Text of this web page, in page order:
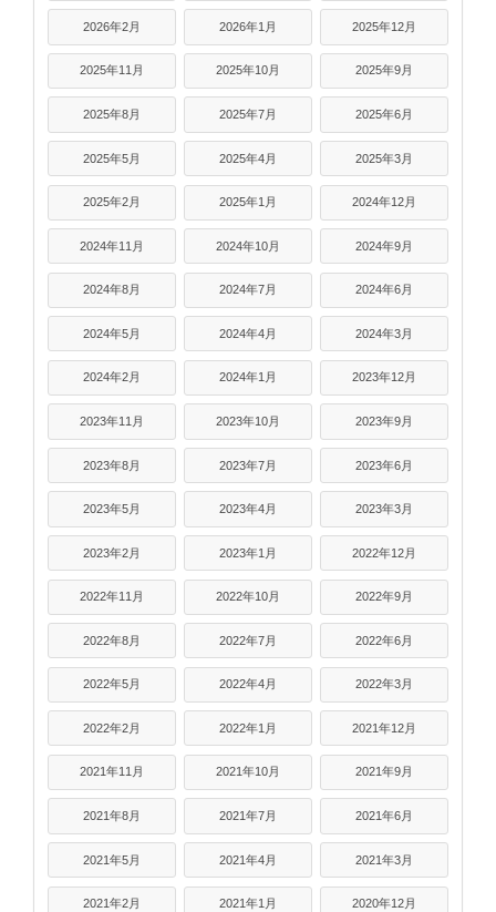
2026年2月 2026年1月 2025年12月
2025年11月 2025年10月 2025年9月
2025年8月 2025年7月 2025年6月
2025年5月 2025年4月 2025年3月
2025年2月 2025年1月 2024年12月
2024年11月 2024年10月 2024年9月
2024年8月 2024年7月 2024年6月
2024年5月 2024年4月 2024年3月
2024年2月 2024年1月 2023年12月
2023年11月 2023年10月 2023年9月
2023年8月 2023年7月 2023年6月
2023年5月 2023年4月 2023年3月
2023年2月 2023年1月 2022年12月
2022年11月 2022年10月 2022年9月
2022年8月 2022年7月 2022年6月
2022年5月 2022年4月 2022年3月
2022年2月 2022年1月 2021年12月
2021年11月 2021年10月 2021年9月
2021年8月 2021年7月 2021年6月
2021年5月 2021年4月 2021年3月
2021年2月 2021年1月 2020年12月